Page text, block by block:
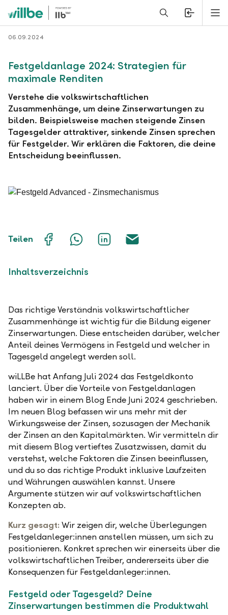
Alerts.Headline
06.09.2024
Festgeldanlage 2024: Strategien für
maximale Renditen
Verstehe die volkswirtschaftlichen
Zusammenhänge, um deine Zinserwartungen zu
bilden. Beispielsweise machen steigende Zinsen
Tagesgelder attraktiver, sinkende Zinsen sprechen
für Festgelder. Wir erklären die Faktoren, die deine
Entscheidung beeinflussen.
Teilen
Facebook WhatsAppLinkedIn
Inhaltsverzeichnis
Das richtige Verständnis volkswirtschaftlicher
Zusammenhänge ist wichtig für die Bildung eigener
Zinserwartungen. Diese entscheiden darüber, welcher
Anteil deines Vermögens in Festgeld und welcher in
Tagesgeld angelegt werden soll.
wiLLBe hat Anfang Juli 2024 das Festgeldkonto
lanciert. Über die Vorteile von Festgeldanlagen
haben wir in einem Blog Ende Juni 2024 geschrieben.
Im neuen Blog befassen wir uns mehr mit der
Wirkungsweise der Zinsen, sozusagen der Mechanik
der Zinsen an den Kapitalmärkten. Wir vermitteln dir
mit diesem Blog vertieftes Zusatzwissen, damit du
verstehst, welche Faktoren die Zinsen beeinflussen,
und du so das richtige Produkt inklusive Laufzeiten
und Währungen auswählen kannst. Unsere
Argumente stützen wir auf volkswirtschaftlichen
Konzepten ab.
Kurz gesagt: Wir zeigen dir, welche Überlegungen
Festgeldanleger:innen anstellen müssen, um sich zu
positionieren. Konkret sprechen wir einerseits über die
volkswirtschaftlichen Treiber, andererseits über die
Konsequenzen für Festgeldanleger:innen.
Festgeld oder Tagesgeld? Deine
Zinserwartungen bestimmen die Produktwahl